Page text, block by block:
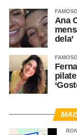
Ana
dela’